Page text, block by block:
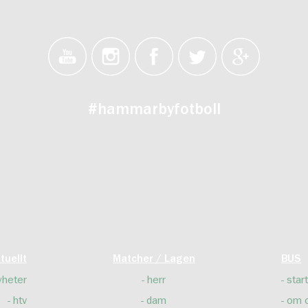
#hammarbyfotboll
htv
Matcher / Lagen
herr
dam
BUS
start
om